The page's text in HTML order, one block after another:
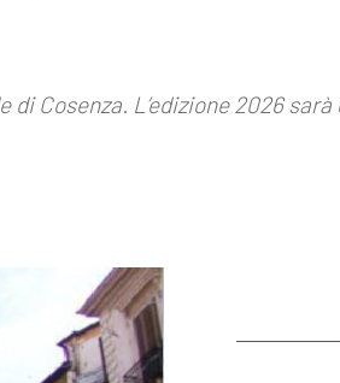
Cosenza. L’edizione 2026